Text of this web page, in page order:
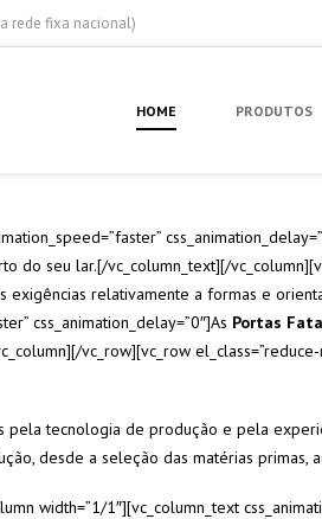
rede fixa nacional)
HOME PRODUTOS
seu lar.[/vc_column_text][/
exigências relativamente a formas e
css_animation_delay=”0″]As Portas
vc_row][vc_row
pela tecnologia de produção e pela
desde a seleção das matérias
width=”1/1″][vc_column_text